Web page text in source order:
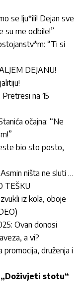
se lju*ili! Dejan sve
su me odbile!”
“Ti si
DEJANU!
na 15
očajna: “Ne
bio sto posto,
ništa ne sluti …
TEŠKU
iz kola, oboje
Ovan donosi
a vi?
promocija, druženja i
stotu“